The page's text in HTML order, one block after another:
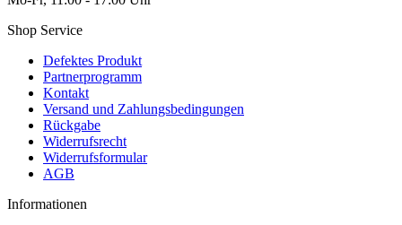
Shop Service
Defektes Produkt
Partnerprogramm
Kontakt
Versand und Zahlungsbedingungen
Rückgabe
Widerrufsrecht
Widerrufsformular
AGB
Informationen